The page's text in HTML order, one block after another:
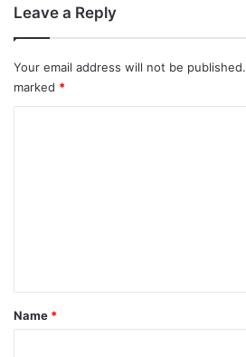
Leave a Reply
Your email address will not be published.
marked *
*
Name *